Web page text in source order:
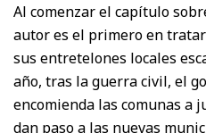
Al comenzar el capítulo
autor es el primero en
sus entretelones locales
año, tras la guerra civil, el
encomienda las comunas a
dan paso a las nuevas